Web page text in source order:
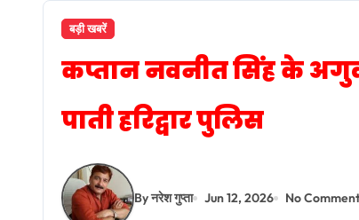
बड़ी खबरें
कप्तान नवनीत सिंह के
पाती हरिद्वार पुलिस
By नरेश गुप्ता Jun 12, 2026 No